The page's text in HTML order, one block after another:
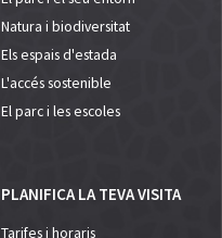
Natura i biodiversitat
Els espais d'estada
L'accés sostenible
El parc i les escoles
PLANIFICA LA TEVA VISITA
Tarifes i horaris